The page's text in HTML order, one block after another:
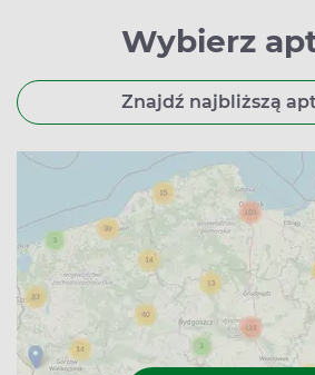
Wybierz
Znajdź najbliższą